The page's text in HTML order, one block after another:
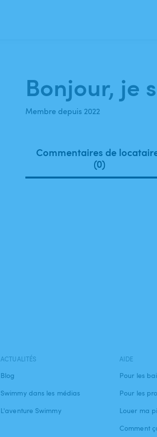
Bonjour, je
Membre depuis 2022
Commentaires de
(0)
ACTUALITÉS
Blog
Swimmy dans les médias
L'aventure Swimmy
AIDE
Pour les
Pour les
Louer ma
Comment